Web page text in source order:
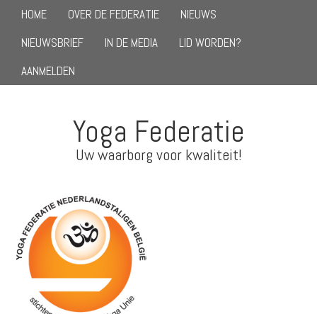
HOME OVER DE FEDERATIE
NIEUWS
NIEUWSBRIEF
IN DE MEDIA
LID WORDEN?
AANMELDEN
Yoga Federatie
Uw waarborg voor kwaliteit!